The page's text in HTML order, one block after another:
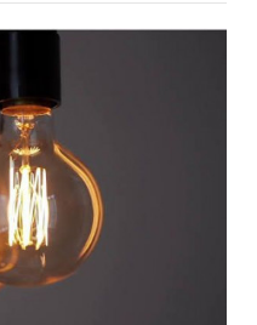
պատժամիջոցների
հայց է